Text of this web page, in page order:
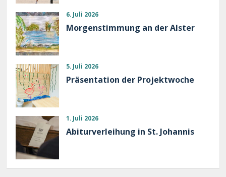
6. Juli 2026
Morgenstimmung an der Alster
5. Juli 2026
Präsentation der Projektwoche
1. Juli 2026
Abiturverleihung in St. Johannis